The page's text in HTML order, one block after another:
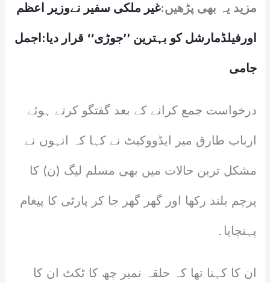
مزید یہ بھی پڑھیں:غیر ملکی سفیر نےوزیر اعظم
اورفیلڈمارشل کو بہترین ’’جوڑی‘‘ قرار دیا:اجمل
جامی
درخواست جمع کرانے کے بعد گفتگو کرتے ہوئے
ارباب طارق میر ایڈووکیٹ نے کہا کہ انہوں نے
مشکل ترین حالات میں بھی مسلم لیگ (ن) کا
پرچم بلند رکھا اور گھر گھر جا کر پارٹی کا پیغام
پہنچایا۔
ان کا کہنا تھا کہ حلقہ نمبر چھ کا ٹکٹ ان کا